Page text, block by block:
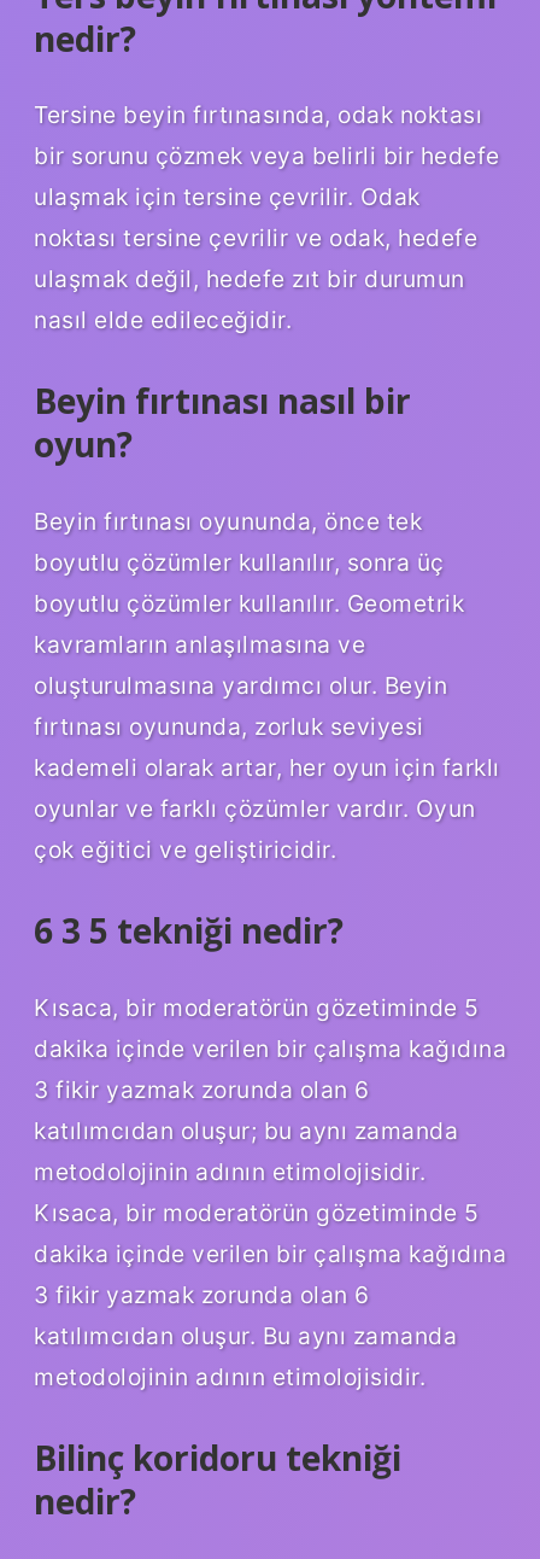
nedir?
Tersine beyin fırtınasında, odak noktası
bir sorunu çözmek veya belirli bir hedefe
ulaşmak için tersine çevrilir. Odak
noktası tersine çevrilir ve odak, hedefe
ulaşmak değil, hedefe zıt bir durumun
nasıl elde edileceğidir.
Beyin fırtınası nasıl bir
oyun?
Beyin fırtınası oyununda, önce tek
boyutlu çözümler kullanılır, sonra üç
boyutlu çözümler kullanılır. Geometrik
kavramların anlaşılmasına ve
oluşturulmasına yardımcı olur. Beyin
fırtınası oyununda, zorluk seviyesi
kademeli olarak artar, her oyun için farklı
oyunlar ve farklı çözümler vardır. Oyun
çok eğitici ve geliştiricidir.
6 3 5 tekniği nedir?
Kısaca, bir moderatörün gözetiminde 5
dakika içinde verilen bir çalışma kağıdına
3 fikir yazmak zorunda olan 6
katılımcıdan oluşur; bu aynı zamanda
metodolojinin adının etimolojisidir.
Kısaca, bir moderatörün gözetiminde 5
dakika içinde verilen bir çalışma kağıdına
3 fikir yazmak zorunda olan 6
katılımcıdan oluşur. Bu aynı zamanda
metodolojinin adının etimolojisidir.
Bilinç koridoru tekniği
nedir?